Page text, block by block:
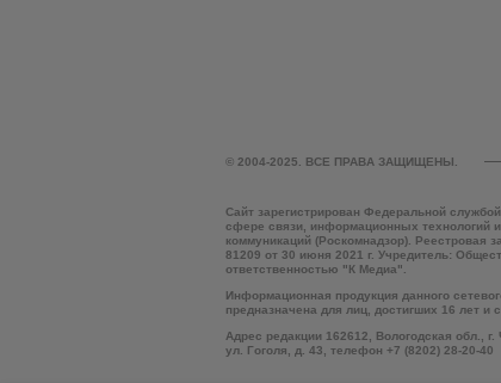
© 2004-2025. ВСЕ ПРАВА ЗАЩИЩЕНЫ.
Сайт зарегистрирован Федеральной
сфере связи, информационных технологий
коммуникаций (Роскомнадзор). Реестровая
81209 от 30 июня 2021 г. Учредитель:
ответственностью "К Медиа".
Информационная продукция данного
предназначена для лиц, достигших 16 лет и
Адрес редакции 162612, Вологодская обл., г.
ул. Гоголя, д. 43, телефон +7 (8202) 28-20-40